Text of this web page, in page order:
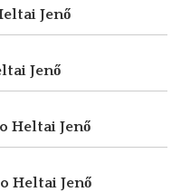
Jenő
Jenő
Heltai Jenő
Heltai Jenő